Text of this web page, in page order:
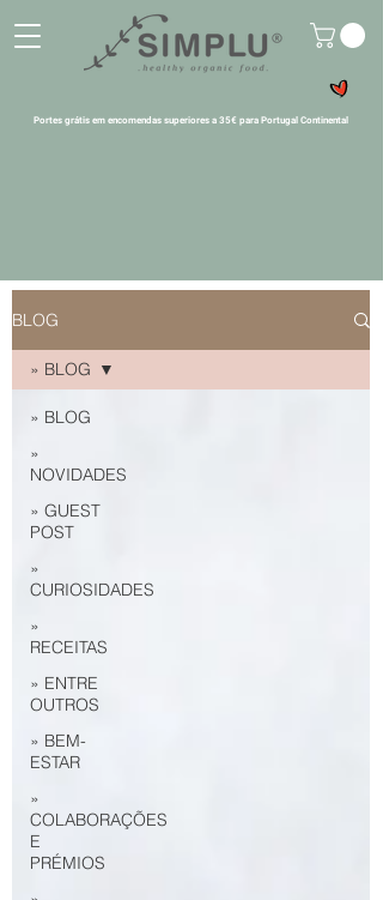
Portes grátis em encomendas superiores a 35€ para Portugal Continental
BLOG
» BLOG
»
NOVIDADES
» GUEST
POST
»
CURIOSIDADES
»
RECEITAS
» ENTRE
OUTROS
» BEM-
ESTAR
»
COLABORAÇÕES
E
PRÉMIOS
» BLOG